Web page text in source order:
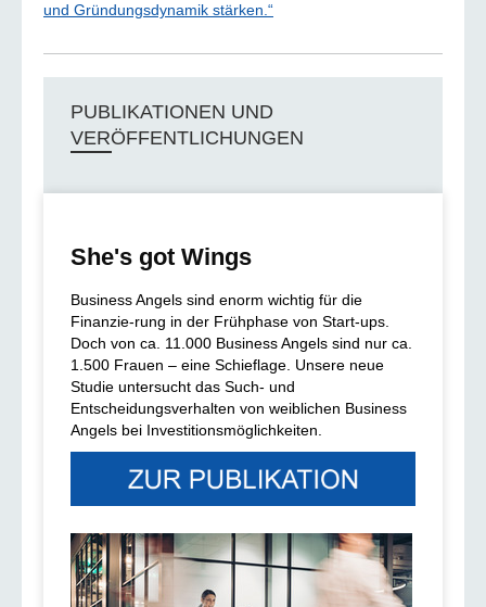
und Gründungsdynamik stärken.“
PUBLIKATIONEN UND
VERÖFFENTLICHUNGEN
She's got Wings
Business Angels sind enorm wichtig für die
Finanzie-rung in der Frühphase von Start-ups.
Doch von ca. 11.000 Business Angels sind nur ca.
1.500 Frauen – eine Schieflage. Unsere neue
Studie untersucht das Such- und
Entscheidungsverhalten von weiblichen Business
Angels bei Investitionsmöglichkeiten.